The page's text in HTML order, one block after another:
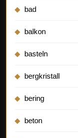
bad
balkon
basteln
bergkristall
bering
beton